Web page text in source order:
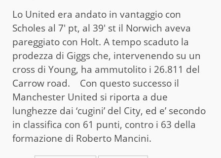
Lo United era andato in vantaggio con
Scholes al 7′ pt, al 39′ st il Norwich aveva
pareggiato con Holt. A tempo scaduto la
prodezza di Giggs che, intervenendo su un
cross di Young, ha ammutolito i 26.811 del
Carrow road. Con questo successo il
Manchester United si riporta a due
lunghezze dai ‘cugini’ del City, ed e’ secondo
in classifica con 61 punti, contro i 63 della
formazione di Roberto Mancini.